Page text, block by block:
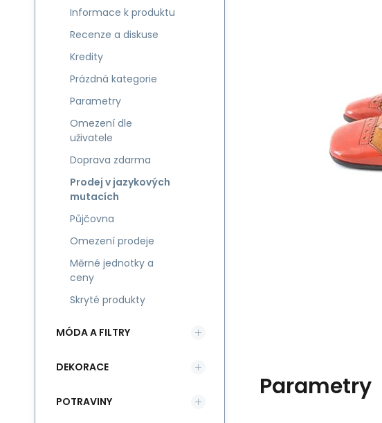
Parametry
Informace k produktu
Recenze a diskuse
Kredity
Prázdná kategorie
Parametry
Omezení dle
uživatele
Doprava zdarma
Prodej v jazykových
mutacích
Půjčovna
Omezení prodeje
Měrné jednotky a
ceny
Skryté produkty
MÓDA A FILTRY
DEKORACE
POTRAVINY